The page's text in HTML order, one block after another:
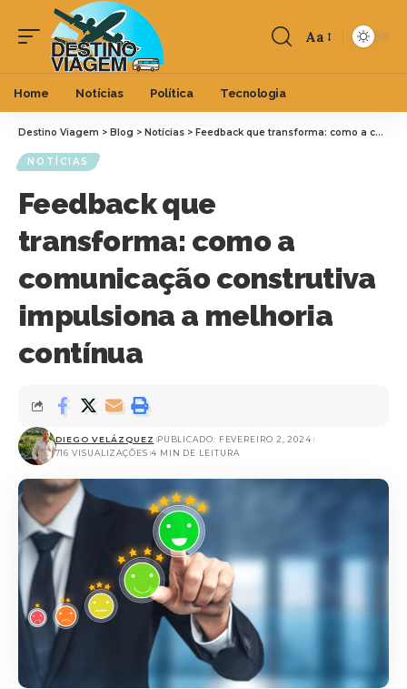
Aa
Home Notícias Política Tecnologia
Destino Viagem > Blog > Notícias > Feedback que transforma: como a comunicação construtiva impulsiona a melhoria contínua
NOTÍCIAS
Feedback que
transforma: como a
comunicação construtiva
impulsiona a melhoria
contínua
DIEGO VELÁZQUEZ PUBLICADO: FEVEREIRO 2, 2024
716 VISUALIZAÇÕES 4 MIN DE LEITURA